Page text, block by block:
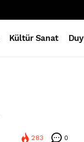
Kültür Sanat
283 0